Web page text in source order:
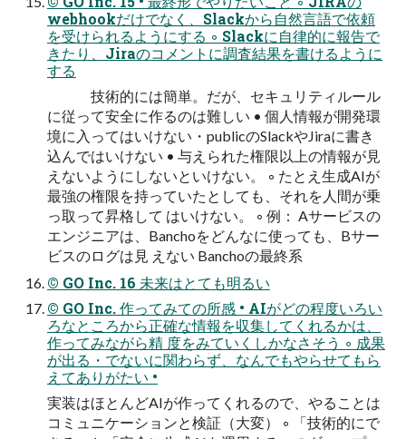
webhookだけでなく、Slackから自然言語で依頼
を受けられるようにする ◦ Slackに自律的に報告で
きたり、Jiraのコメントに調査結果を書けるように
する
技術的には簡単。だが、セキュリティルール
に従って安全に作るのは難しい • 個人情報が開発環
境に入ってはいけない・publicのSlackやJiraに書き
込んではいけない • 与えられた権限以上の情報が見
えないようにしないといけない。 ◦ たとえ生成AIが
最強の権限を持っていたとしても、それを人間が乗
っ取って昇格して はいけない。 ◦ 例： Aサービスの
エンジニアは、Banchoをどんなに使っても、Bサー
ビスのログは見 えない Banchoの最終系
© GO Inc. 16 未来はとても明るい
© GO Inc. 作ってみての所感 • AIがどの程度いろい
ろなところから正確な情報を収集してくれるかは、
作ってみながら精 度をみていくしかなさそう ◦ 成果
が出る・でないに関わらず、なんでもやらせてもら
えてありがたい •
実装はほとんどAIが作ってくれるので、やることは
コミュニケーションと検証（大変） ◦ 「技術的にで